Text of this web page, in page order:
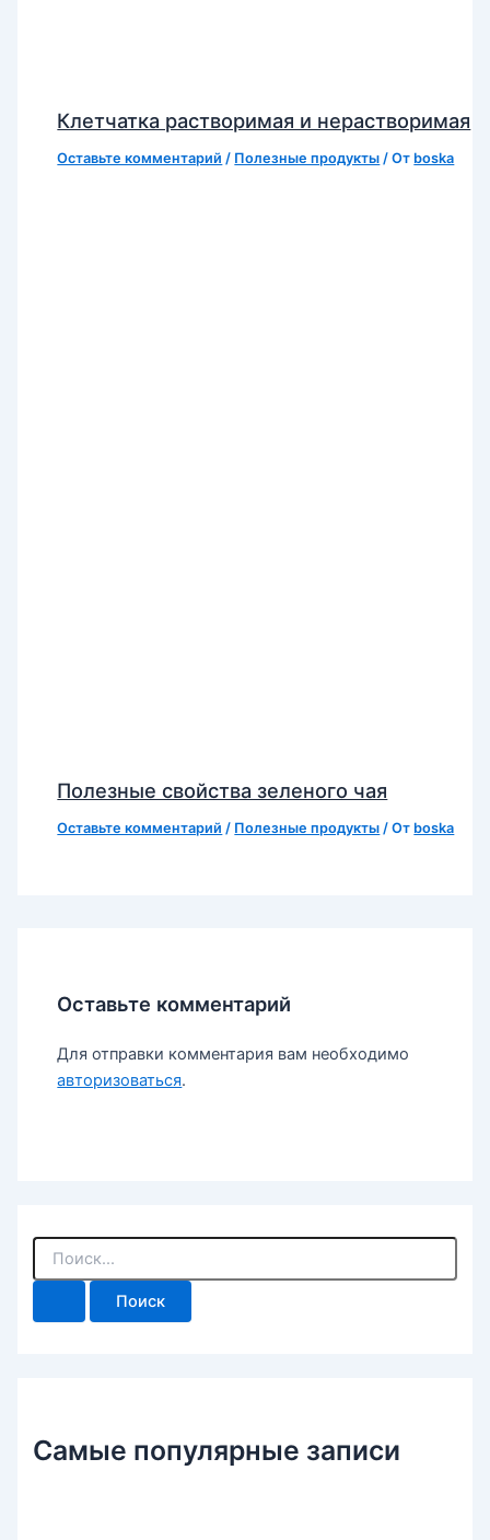
Клетчатка растворимая и нерастворимая
Оставьте комментарий / Полезные продукты / От boska
Полезные свойства зеленого чая
Оставьте комментарий / Полезные продукты / От boska
Оставьте комментарий
Для отправки комментария вам необходимо
авторизоваться.
П
и
Самые популярные записи